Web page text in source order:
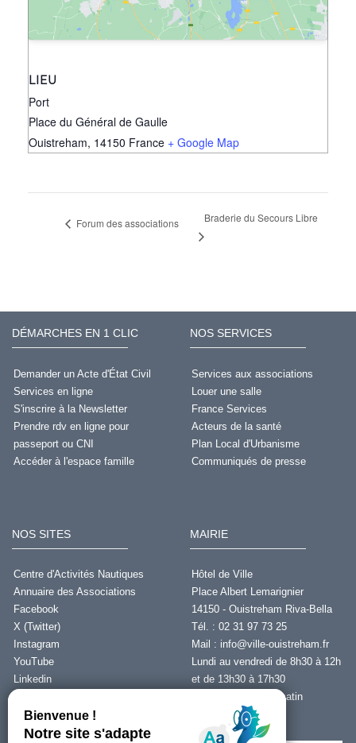
LIEU
Port
Place du Général de Gaulle
Ouistreham, 14150 France + Google Map
Forum des associations Braderie du Secours Libre
DÉMARCHES EN 1 CLIC
Demander un Acte d'État Civil
Services en ligne
S'inscrire à la Newsletter
Prendre rdv en ligne pour
passeport ou CNI
Accéder à l'espace famille
NOS SERVICES
Services aux associations
Louer une salle
France Services
Acteurs de la santé
Plan Local d'Urbanisme
Communiqués de presse
NOS SITES
Centre d'Activités Nautiques
Annuaire des Associations
Facebook
X (Twitter)
Instagram
YouTube
Linkedin
MAIRIE
Hôtel de Ville
Place Albert Lemarignier
14150 - Ouistreham Riva-Bella
Tél. : 02 31 97 73 25
Mail : info@ville-ouistreham.fr
Lundi au vendredi de 8h30 à 12h
et de 13h30 à 17h30
Fermeture le jeudi matin
Nous contacter